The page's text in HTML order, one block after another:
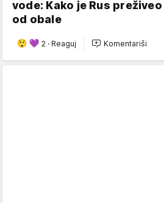
vode: Kako je Rus
od obale
2 · Reaguj Komentariši